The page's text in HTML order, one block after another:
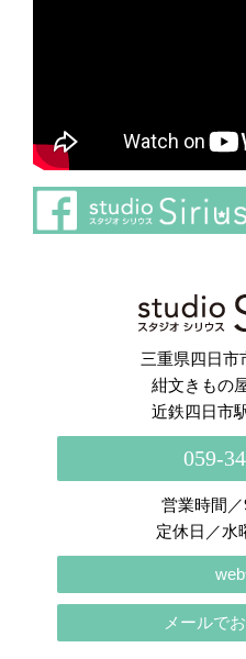
三重県四日市
紺文きもの
近鉄四日市
059-
営業時間
定休日／水
メールで